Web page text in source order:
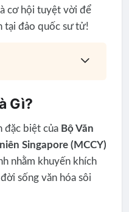
cơ hội tuyệt vời để
tại đảo quốc sư tử!
Gì?
đặc biệt của Bộ Văn
Singapore (MCCY)
nhằm khuyến khích
sống văn hóa sôi